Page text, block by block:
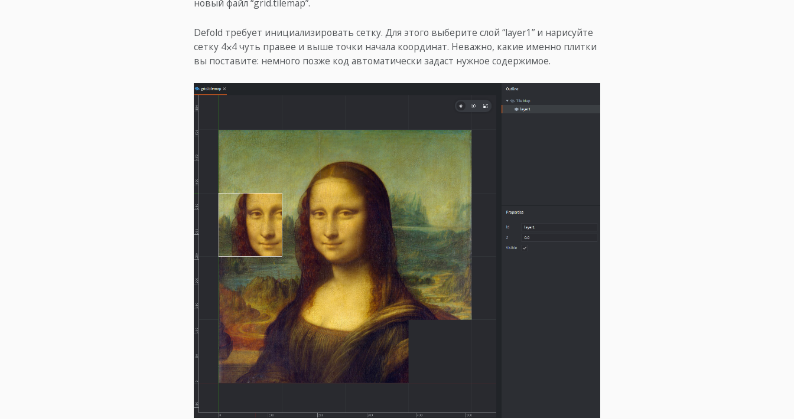
новый файл “grid.tilemap”.
Defold требует инициализировать сетку. Для этого выберите слой “layer1” и нарисуйте
сетку 4⨉4 чуть правее и выше точки начала координат. Неважно, какие именно плитки
вы поставите: немного позже код автоматически задаст нужное содержимое.